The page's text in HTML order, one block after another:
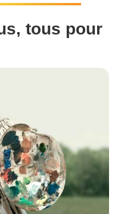
tous pour